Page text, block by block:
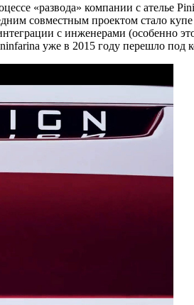
«развода» компании с ателье
совместным проектом стало
с инженерами (особенно
уже в 2015 году перешло под